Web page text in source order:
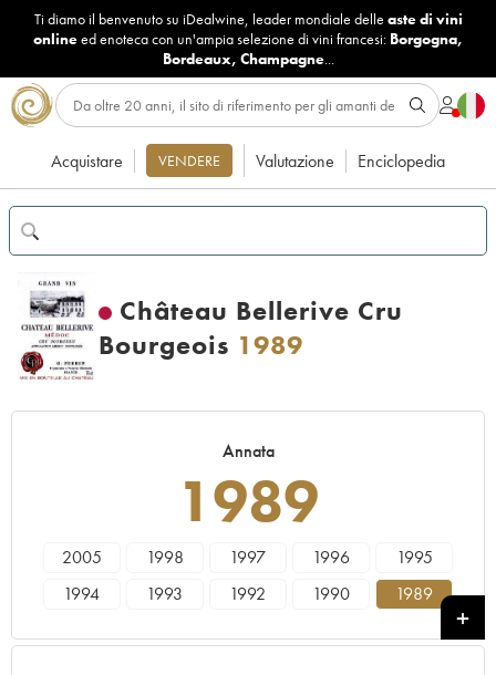
Ti diamo il benvenuto su iDealwine, leader mondiale delle aste di vini
onlineed enoteca con un'ampia selezione di vini francesi: Borgogna,
Bordeaux, Champagne...
Acquistare VENDERE Valutazione Enciclopedia
Château Bellerive Cru
Bourgeois 1989
Annata
1989
2005 1998 1997 1996
1995
1994
1993 1992 1990
1989